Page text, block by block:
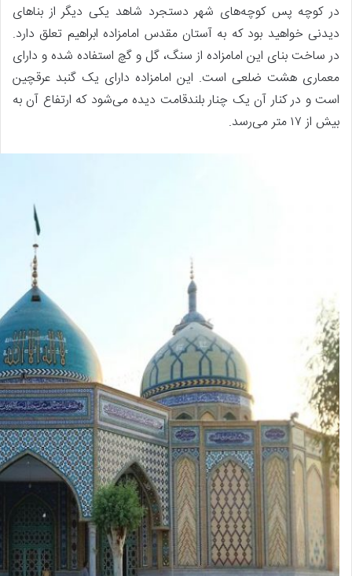
در کوچه پس کوچه‌های شهر دستجرد شاهد یکی دیگر از بناهای
دیدنی خواهید بود که به آستان مقدس امامزاده ابراهیم تعلق دارد.
در ساخت بنای این امامزاده از سنگ، گل و گچ استفاده شده و دارای
معماری هشت ضلعی است. این امامزاده دارای یک گنبد عرقچین
است و در کنار آن یک چنار بلندقامت دیده می‌شود که ارتفاع آن به
بیش از ۱۷ متر می‌رسد.